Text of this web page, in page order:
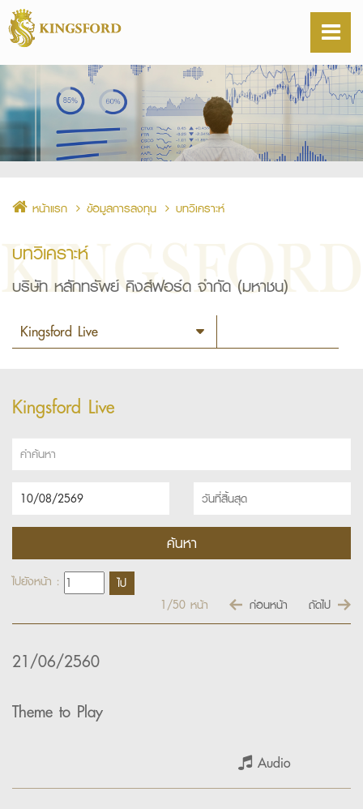
หน้าแรก ข้อมูลการลงทุน บทวิเคราะห์
บทวิเคราะห์
บริษัท หลักทรัพย์ คิงส์ฟอร์ด จำกัด (มหาชน)
Kingsford Live
ไปยังหน้า :
1/50 หน้า ก่อนหน้า ถัดไป
21/06/2560
Theme to Play
Audio